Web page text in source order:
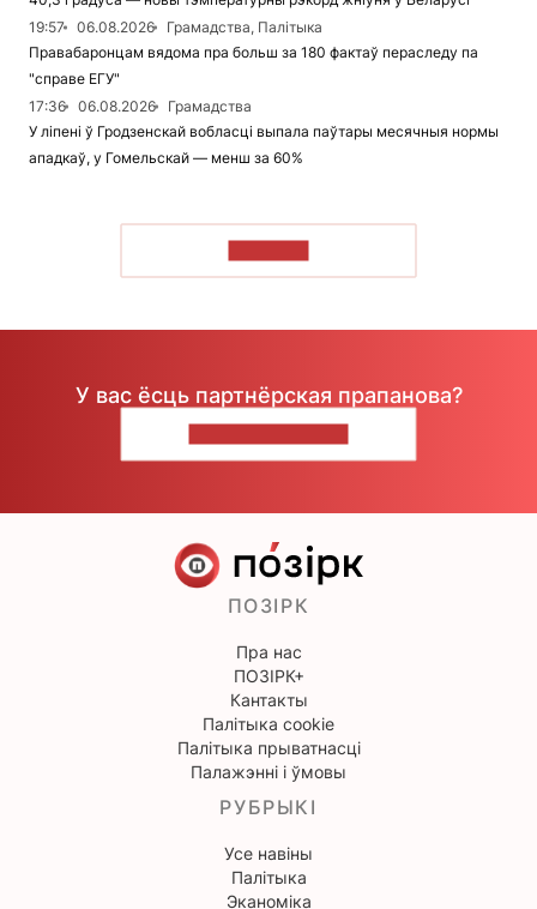
19:57
06.08.2026
Грамадства, Палітыка
Правабаронцам вядома пра больш за 180 фактаў пераследу па
"справе ЕГУ"
17:36
06.08.2026
Грамадства
У ліпені ў Гродзенскай вобласці выпала паўтары месячныя нормы
ападкаў, у Гомельскай — менш за 60%
У вас ёсць партнёрская прапанова?
ПОЗІРК
Пра нас
ПОЗІРК+
Кантакты
Палітыка cookie
Палітыка прыватнасці
Палажэнні і ўмовы
РУБРЫКІ
Усе навіны
Палітыка
Эканоміка